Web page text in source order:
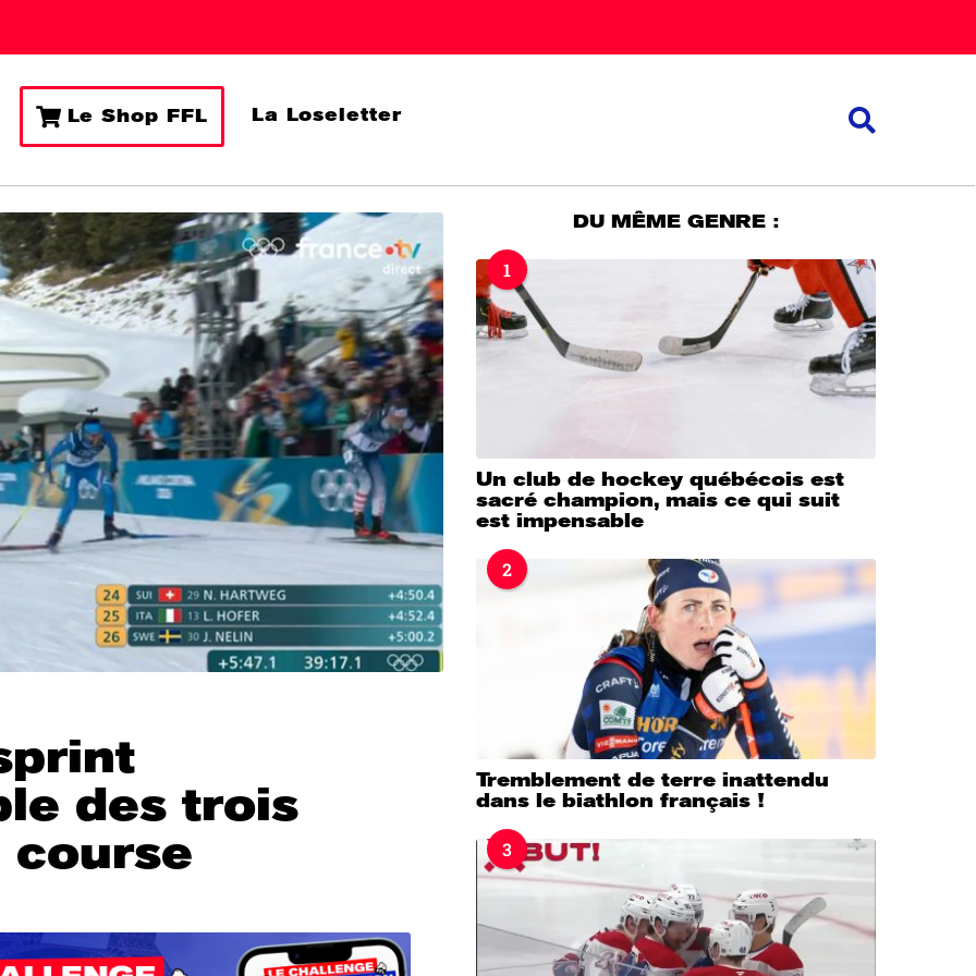
Le Shop FFL La Loseletter
des trois
course
DU MÊME GENRE :
1
Un club de hockey québécois est
sacré champion, mais ce qui suit
est impensable
2
Tremblement de terre inattendu
dans le biathlon français !
3